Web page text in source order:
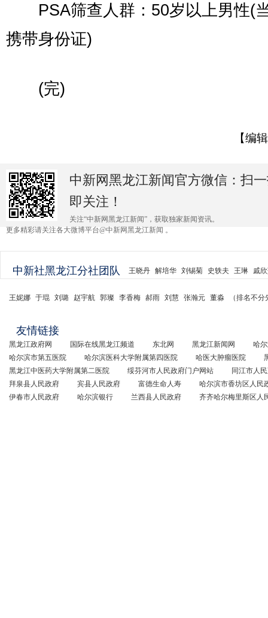
PSA筛查人群：50岁以上男性(
携带身份证)
(完)
【编
中新网黑龙江新闻官方微信：扫
即关注！
关注“中新网黑龙江新闻”，获取独家新闻资讯。
更多精彩请关注各大微博平台@中新网黑龙江新闻 。
中新社黑龙江分社团队 王晓丹 解培华 刘锡菊 史轶夫 王琳 戚
王妮娜 于琨 刘璐 赵宇航 郭璨 李香梅 郝雨 刘慧 张瀚元 董淼 （排名不
友情链接
黑龙江政府网 国际在线黑龙江频道 东北网 黑龙江新闻网
哈
哈尔滨市第五医院
哈尔滨医科大学附属第四医院 哈医大肿瘤医院
黑龙江中医药大学附属第二医院
绥芬河市人民政府门户网站
同江市人
拜泉县人民政府
宾县人民政府 富德生命人寿
哈尔滨市香坊区人民
伊春市人民政府
哈尔滨银行 兰西县人民政府 齐齐哈尔梅里斯区人